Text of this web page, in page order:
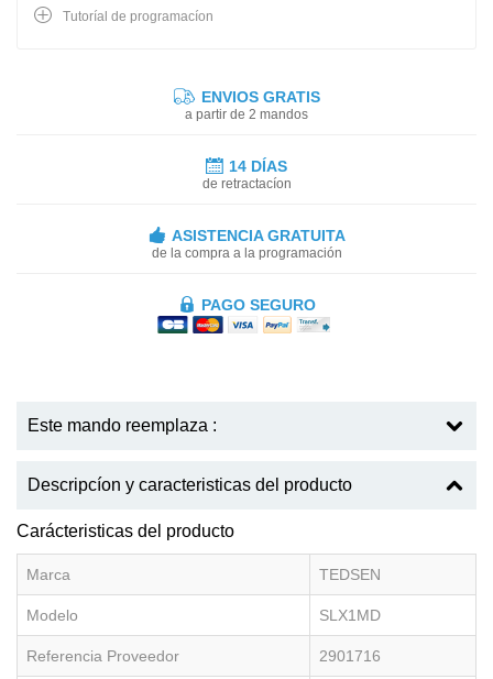
Tutoríal de programacíon
ENVIOS GRATIS
a partir de 2 mandos
14 DÍAS
de retractacíon
ASISTENCIA GRATUITA
de la compra a la programación
PAGO SEGURO
Este mando reemplaza :
Descripcíon y caracteristicas del producto
Carácteristicas del producto
Marca TEDSEN
Modelo SLX1MD
Referencia Proveedor 2901716